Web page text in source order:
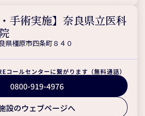
・手術実施】奈良県立医科
県橿原市四条町８４０
コールセンターに繋がります（無料通話）
0800-919-4976
設のウェブページへ